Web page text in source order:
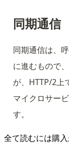
同期通信
同期通信は、
に進むもので
が、HTTP/2上
マイクロサー
す。
全て読むには購